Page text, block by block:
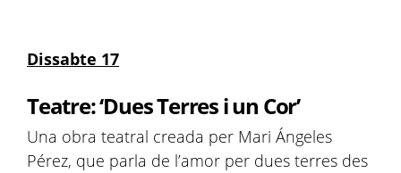
Dissabte 17
Teatre: ‘Dues Terres i un Cor’
Una obra teatral creada per Mari Ángeles
Pérez, que parla de l’amor per dues terres des